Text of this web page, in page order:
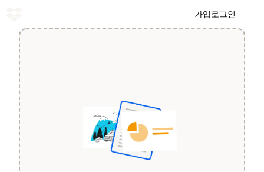
가입 로그인